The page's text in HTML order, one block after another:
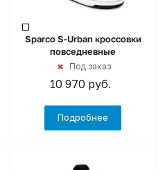
Sparco S-Urban кроссовки
повседневные
Под заказ
10 970 руб.
Подробнее